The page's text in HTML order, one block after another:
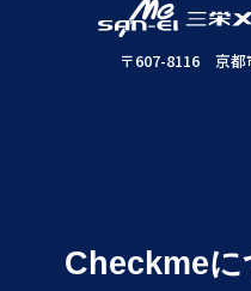
〒607-8116 京都
Checkmeに